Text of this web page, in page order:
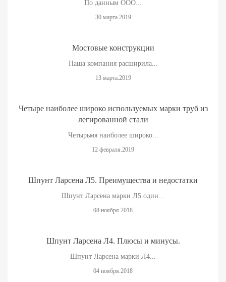
По данным ООО...
30 марта.2019
Мостовые конструкции
Наша компания расширила...
13 марта.2019
Четыре наиболее широко используемых марки труб из
легированной стали
Четырьмя наиболее широко...
12 февраля.2019
Шпунт Ларсена Л5. Преимущества и недостатки
Шпунт Ларсена марки Л5 один...
08 ноября.2018
Шпунт Ларсена Л4. Плюсы и минусы.
Шпунт Ларсена марки Л4...
04 ноября.2018